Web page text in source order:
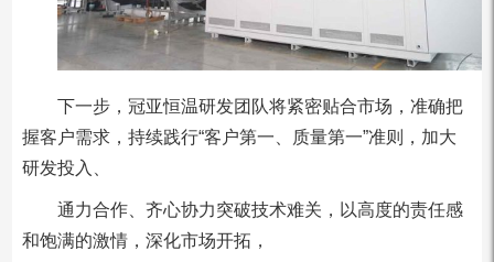
下一步，冠亚恒温研发团队将紧密贴合市场，准确把
握客户需求，持续践行“客户第一、质量第一”准则，加大
研发投入、
通力合作、齐心协力突破技术难关，以高度的责任感
和饱满的激情，深化市场开拓，